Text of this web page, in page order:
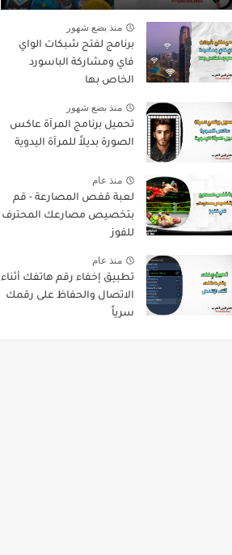
منذ بضع شهور
برنامج لفتح شبكات الواي
فاي ومشاركة الباسورد
الخاص بها
منذ بضع شهور
تحميل برنامج المرآة عاكس
الصورة بديلاً للمرآة اليدوية
منذ عام
لعبة قفص المصارعة - قم
بتخصيص مصارعك المحترف
للفوز
منذ عام
تطبيق إخفاء رقم هاتفك أثناء
الاتصال والحفاظ على رقمك
سرياً